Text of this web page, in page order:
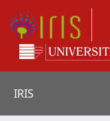
IRIS